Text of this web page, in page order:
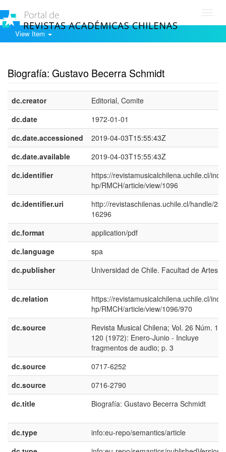
View Item
Biografía: Gustavo Becerra Schmidt
dc.creator
Editorial, Comite
dc.date
1972-01-01
dc.date.accessioned
2019-04-03T15:55:43Z
dc.date.available
2019-04-03T15:55:43Z
dc.identifier
https://revistamusicalchilena.uchile.cl/
hp/RMCH/article/view/1096
dc.identifier.uri
http://revistaschilenas.uchile.cl/handle/
16296
dc.format
application/pdf
dc.language
spa
dc.publisher
Universidad de Chile. Facultad de Artes
dc.relation
https://revistamusicalchilena.uchile.cl/
hp/RMCH/article/view/1096/970
dc.source
Revista Musical Chilena; Vol. 26 Núm.
120 (1972): Enero-Junio - Incluye
fragmentos de audio; p. 3
dc.source
0717-6252
dc.source
0716-2790
dc.title
Biografía: Gustavo Becerra Schmidt
dc.type
info:eu-repo/semantics/article